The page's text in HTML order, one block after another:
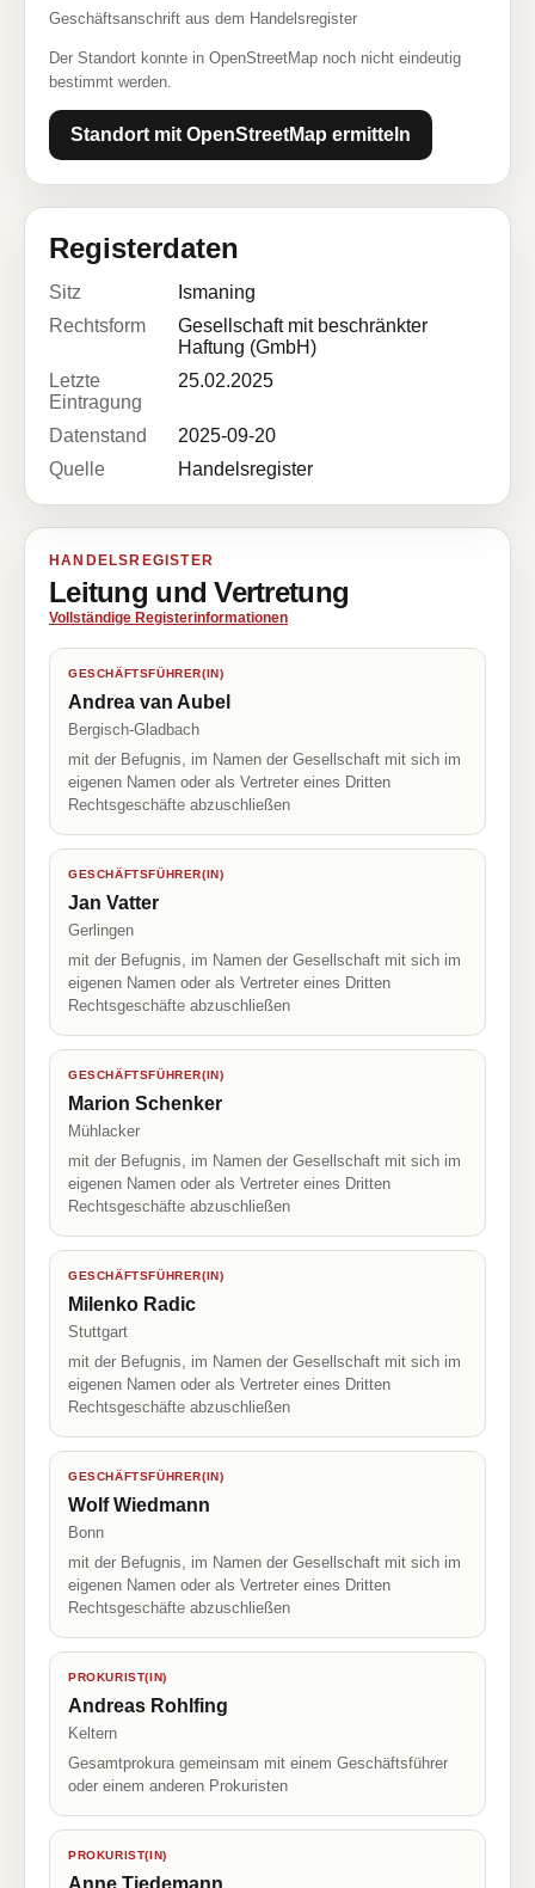
Geschäftsanschrift aus dem Handelsregister
Der Standort konnte in OpenStreetMap noch nicht eindeutig
bestimmt werden.
Standort mit OpenStreetMap ermitteln
Registerdaten
Sitz
Ismaning
Rechtsform
Gesellschaft mit beschränkter
Haftung (GmbH)
Letzte
Eintragung
25.02.2025
Datenstand
2025-09-20
Quelle
Handelsregister
HANDELSREGISTER
Leitung und Vertretung
Vollständige Registerinformationen
GESCHÄFTSFÜHRER(IN)
Andrea van Aubel
Bergisch-Gladbach
mit der Befugnis, im Namen der Gesellschaft mit sich im
eigenen Namen oder als Vertreter eines Dritten
Rechtsgeschäfte abzuschließen
GESCHÄFTSFÜHRER(IN)
Jan Vatter
Gerlingen
mit der Befugnis, im Namen der Gesellschaft mit sich im
eigenen Namen oder als Vertreter eines Dritten
Rechtsgeschäfte abzuschließen
GESCHÄFTSFÜHRER(IN)
Marion Schenker
Mühlacker
mit der Befugnis, im Namen der Gesellschaft mit sich im
eigenen Namen oder als Vertreter eines Dritten
Rechtsgeschäfte abzuschließen
GESCHÄFTSFÜHRER(IN)
Milenko Radic
Stuttgart
mit der Befugnis, im Namen der Gesellschaft mit sich im
eigenen Namen oder als Vertreter eines Dritten
Rechtsgeschäfte abzuschließen
GESCHÄFTSFÜHRER(IN)
Wolf Wiedmann
Bonn
mit der Befugnis, im Namen der Gesellschaft mit sich im
eigenen Namen oder als Vertreter eines Dritten
Rechtsgeschäfte abzuschließen
PROKURIST(IN)
Andreas Rohlfing
Keltern
Gesamtprokura gemeinsam mit einem Geschäftsführer
oder einem anderen Prokuristen
PROKURIST(IN)
Anne Tiedemann